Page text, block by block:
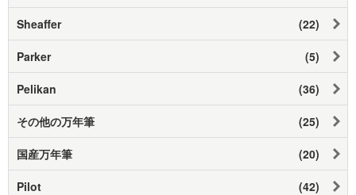
Sheaffer (22)
Parker (5)
Pelikan (36)
その他の万年筆 (25)
国産万年筆 (20)
Pilot (42)